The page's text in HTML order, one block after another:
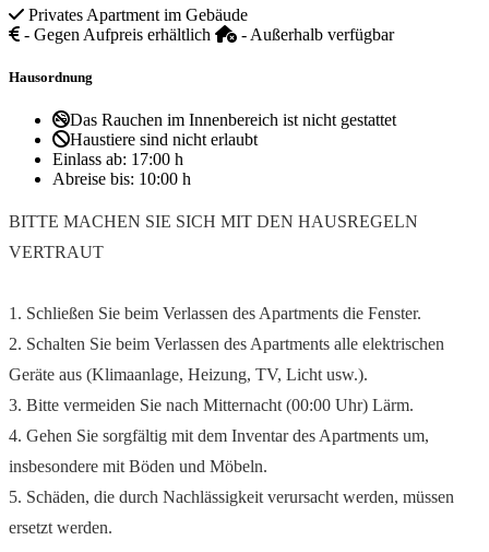
Privates Apartment im Gebäude
- Gegen Aufpreis erhältlich
- Außerhalb verfügbar
Hausordnung
Das Rauchen im Innenbereich ist nicht gestattet
Haustiere sind nicht erlaubt
Einlass ab: 17:00 h
Abreise bis: 10:00 h
BITTE MACHEN SIE SICH MIT DEN HAUSREGELN
VERTRAUT
1. Schließen Sie beim Verlassen des Apartments die Fenster.
2. Schalten Sie beim Verlassen des Apartments alle elektrischen
Geräte aus (Klimaanlage, Heizung, TV, Licht usw.).
3. Bitte vermeiden Sie nach Mitternacht (00:00 Uhr) Lärm.
4. Gehen Sie sorgfältig mit dem Inventar des Apartments um,
insbesondere mit Böden und Möbeln.
5. Schäden, die durch Nachlässigkeit verursacht werden, müssen
ersetzt werden.